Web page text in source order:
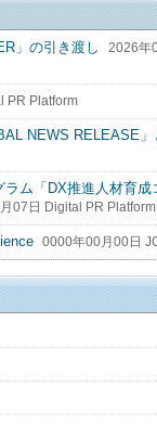
」の引き渡し
2026年
PR Platform
NEWS RELEASE
ム「DX推進人材育
07日 Digital PR Platform
0000年00月00日